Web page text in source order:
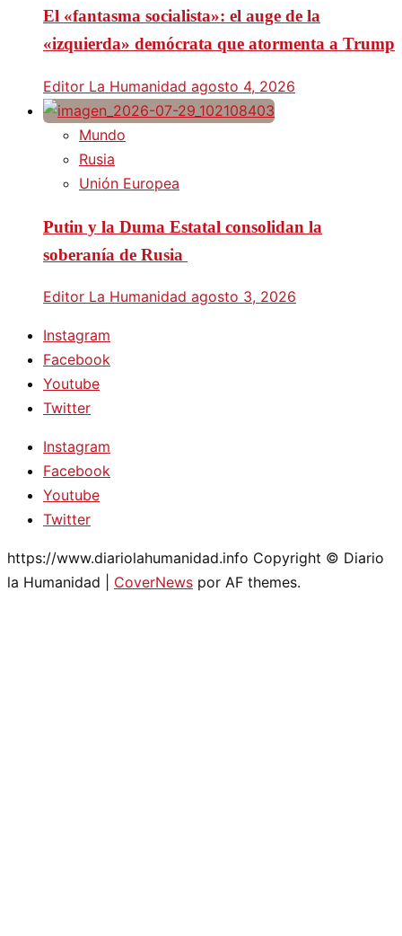
El «fantasma socialista»: el auge de la
«izquierda» demócrata que atormenta a Trump
Editor La Humanidad agosto 4, 2026
Mundo
Rusia
Unión Europea
Putin y la Duma Estatal consolidan la
soberanía de Rusia
Editor La Humanidad agosto 3, 2026
Instagram
Facebook
Youtube
Twitter
Instagram
Facebook
Youtube
Twitter
https://www.diariolahumanidad.info Copyright © Diario
la Humanidad
CoverNews por AF themes.